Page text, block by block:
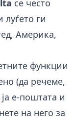
се често
ги
Америка,
функции
(да речеме,
е-поштата и
на него за